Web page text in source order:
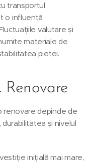
transportul,
o influență
valutare și
materiale de
pieței.
Renovare
renovare depinde de
și nivelul
inițială mai mare,